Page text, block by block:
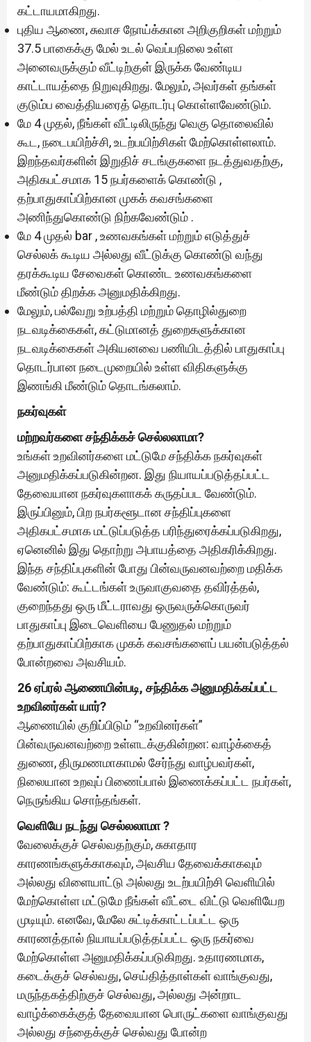
கட்டாயமாகிறது.
புதிய ஆணை, சுவாச நோய்க்கான அறிகுறிகள் மற்றும்
37.5 பாகைக்கு மேல் உடல் வெப்பநிலை உள்ள
அனைவருக்கும் வீட்டிற்குள் இருக்க வேண்டிய
காட்டாயத்தை நிறுவுகிறது. மேலும், அவர்கள் தங்கள்
குடும்ப வைத்தியரைத் தொடர்பு கொள்ளவேண்டும்.
மே 4 முதல், நீங்கள் வீட்டிலிருந்து வெகு தொலைவில்
கூட, நடைபயிற்ச்சி, உடற்பயிற்சிகள் மேற்கொள்ளலாம்.
இறந்தவர்களின் இறுதிச் சடங்குகளை நடத்துவதற்கு,
அதிகபட்சமாக 15 நபர்களைக் கொண்டு ,
தற்பாதுகாப்பிற்கான முகக் கவசங்களை
அணிந்துகொண்டு நிற்கவேண்டும் .
மே 4 முதல் bar , உணவகங்கள் மற்றும் எடுத்துச்
செல்லக் கூடிய அல்லது வீட்டுக்கு கொண்டு வந்து
தரக்கூடிய சேவைகள் கொண்ட உணவகங்களை
மீண்டும் திறக்க அனுமதிக்கிறது.
மேலும், பல்வேறு உற்பத்தி மற்றும் தொழில்துறை
நடவடிக்கைகள், கட்டுமானத் துறைகளுக்கான
நடவடிக்கைகள் அகியனவை பணியிடத்தில் பாதுகாப்பு
தொடர்பான நடைமுறையில் உள்ள விதிகளுக்கு
இணங்கி மீண்டும் தொடங்கலாம்.
நகர்வுகள்
மற்றவர்களை சந்திக்கச் செல்லலாமா?
உங்கள் உறவினர்களை மட்டுமே சந்திக்க நகர்வுகள்
அனுமதிக்கப்படுகின்றன. இது நியாயப்படுத்தப்பட்ட
தேவையான நகர்வுகளாகக் கருதப்பட வேண்டும்.
இருப்பினும், பிற நபர்களூடான சந்திப்புகளை
அதிகபட்சமாக மட்டுப்படுத்த பரிந்துரைக்கப்படுகிறது,
ஏனெனில் இது தொற்று அபாயத்தை அதிகரிக்கிறது.
இந்த சந்திப்புகளின் போது பின்வருவனவற்றை மதிக்க
வேண்டும்: கூட்டங்கள் உருவாகுவதை தவிர்த்தல்,
குறைந்தது ஒரு மீட்டராவது ஒருவருக்கொருவர்
பாதுகாப்பு இடைவெளியை பேணுதல் மற்றும்
தற்பாதுகாப்பிற்காக முகக் கவசங்களைப் பயன்படுத்தல்
போன்றவை அவசியம்.
26 ஏப்ரல் ஆணையின்படி, சந்திக்க அனுமதிக்கப்பட்ட
உறவினர்கள் யார்?
ஆணையில் குறிப்பிடும் “உறவினர்கள்”
பின்வருவனவற்றை உள்ளடக்குகின்றன: வாழ்க்கைத்
துணை, திருமணமாகாமல் சேர்ந்து வாழ்பவர்கள்,
நிலையான உறவுப் பிணைப்பால் இணைக்கப்பட்ட நபர்கள்,
நெருங்கிய சொந்தங்கள்.
வெளியே நடந்து செல்லலாமா ?
வேலைக்குச் செல்வதற்கும், சுகாதார
காரணங்களுக்காகவும், அவசிய தேவைக்காகவும்
அல்லது விளையாட்டு அல்லது உடற்பயிற்சி வெளியில்
மேற்கொள்ள மட்டுமே நீங்கள் வீட்டை விட்டு வெளியேற
முடியும். எனவே, மேலே சுட்டிக்காட்டப்பட்ட ஒரு
காரணத்தால் நியாயப்படுத்தப்பட்ட ஒரு நகர்வை
மேற்கொள்ள அனுமதிக்கப்படுகிறது. உதாரணமாக,
கடைக்குச் செல்வது, செய்தித்தாள்கள் வாங்குவது,
மருந்தகத்திற்குச் செல்வது, அல்லது அன்றாட
வாழ்க்கைக்குத் தேவையான பொருட்களை வாங்குவது
அல்லது சந்தைக்குச் செல்வது போன்ற